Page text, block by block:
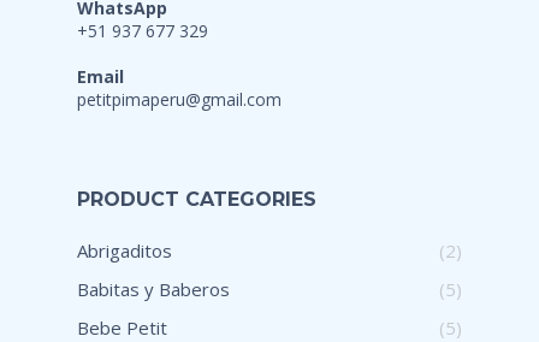
WhatsApp
+51 937 677 329
Email
petitpimaperu@gmail.com
PRODUCT CATEGORIES
Abrigaditos
(2)
Babitas y Baberos
(5)
Bebe Petit
(5)